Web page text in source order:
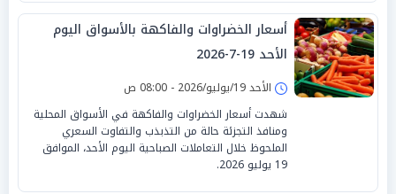
أسعار الخضراوات والفاكهة بالأسواق اليوم
الأحد 19-7-2026
الأحد 19/يوليو/2026 - 08:00 ص
شهدت أسعار الخضراوات والفاكهة في الأسواق المحلية
ومنافذ التجزئة حالة من التذبذب والتفاوت السعري
الملحوظ خلال التعاملات الصباحية اليوم الأحد، الموافق
19 يوليو 2026.